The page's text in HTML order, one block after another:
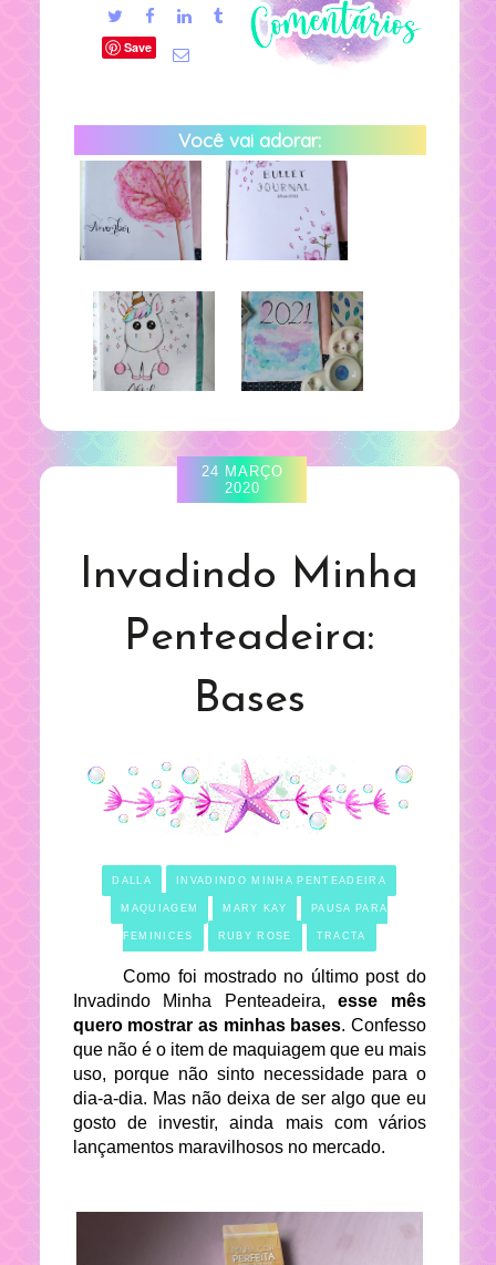
Save
Você vai adorar:
24 MARÇO
2020
Invadindo Minha
Penteadeira:
Bases
DALLA INVADINDO MINHA PENTEADEIRA
MAQUIAGEM MARY KAY PAUSA PARA
FEMINICES RUBY ROSE TRACTA
Como foi mostrado no último post do
Invadindo Minha Penteadeira, esse mês
quero mostrar as minhas bases. Confesso
que não é o item de maquiagem que eu mais
uso, porque não sinto necessidade para o
dia-a-dia. Mas não deixa de ser algo que eu
gosto de investir, ainda mais com vários
lançamentos maravilhosos no mercado.